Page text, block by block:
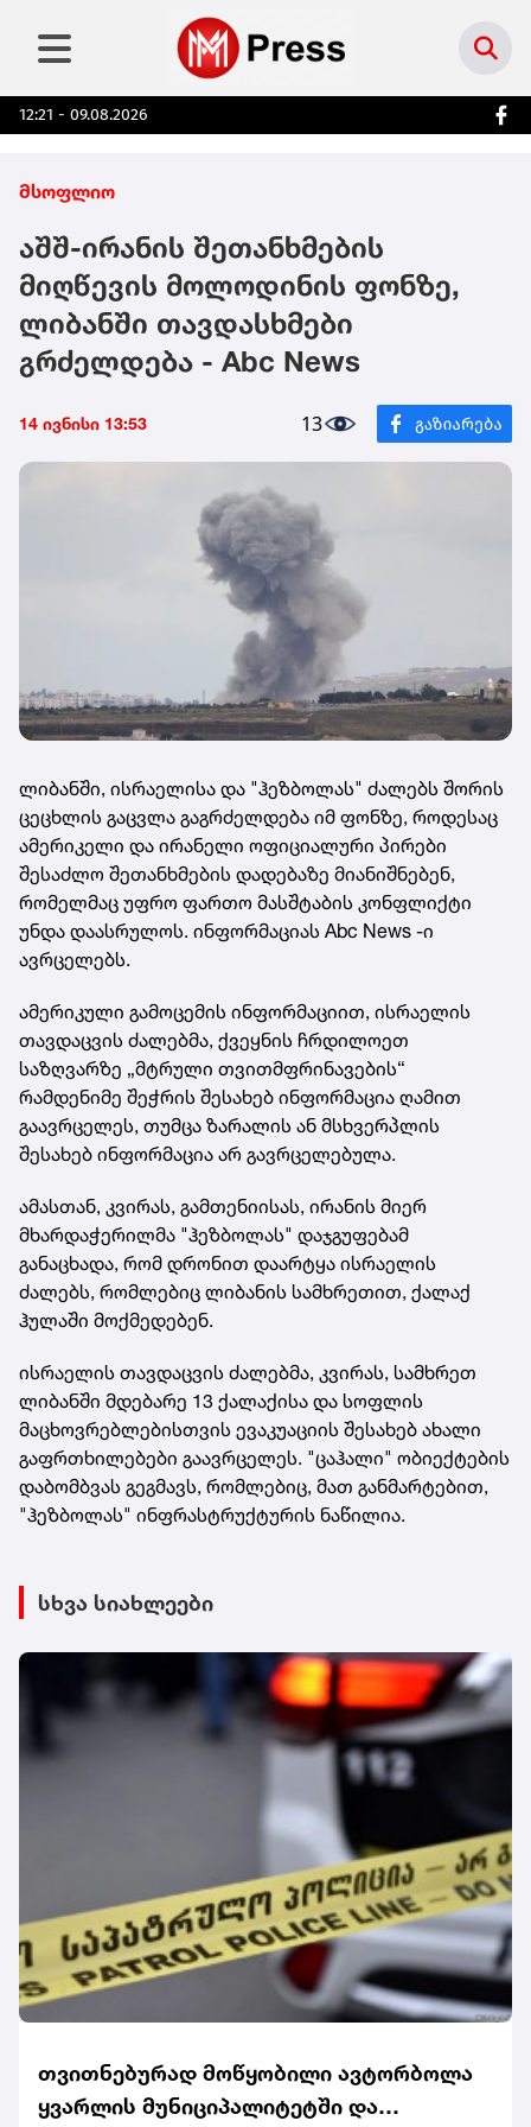
12:21 - 09.08.2026
მსოფლიო
აშშ-ირანის შეთანხმების
მიღწევის მოლოდინის ფონზე,
ლიბანში თავდასხმები
გრძელდება - Abc News
14 ივნისი 13:53 13
ლიბანში, ისრაელისა და "ჰეზბოლას" ძალებს შორის
ცეცხლის გაცვლა გაგრძელდება იმ ფონზე, როდესაც
ამერიკელი და ირანელი ოფიციალური პირები
შესაძლო შეთანხმების დადებაზე მიანიშნებენ,
რომელმაც უფრო ფართო მასშტაბის კონფლიქტი
უნდა დაასრულოს. ინფორმაციას Abc News -ი
ავრცელებს.
ამერიკული გამოცემის ინფორმაციით, ისრაელის
თავდაცვის ძალებმა, ქვეყნის ჩრდილოეთ
საზღვარზე „მტრული თვითმფრინავების“
რამდენიმე შეჭრის შესახებ ინფორმაცია ღამით
გაავრცელეს, თუმცა ზარალის ან მსხვერპლის
შესახებ ინფორმაცია არ გავრცელებულა.
ამასთან, კვირას, გამთენიისას, ირანის მიერ
მხარდაჭერილმა "ჰეზბოლას" დაჯგუფებამ
განაცხადა, რომ დრონით დაარტყა ისრაელის
ძალებს, რომლებიც ლიბანის სამხრეთით, ქალაქ
ჰულაში მოქმედებენ.
ისრაელის თავდაცვის ძალებმა, კვირას, სამხრეთ
ლიბანში მდებარე 13 ქალაქისა და სოფლის
მაცხოვრებლებისთვის ევაკუაციის შესახებ ახალი
გაფრთხილებები გაავრცელეს. "ცაჰალი" ობიექტების
დაბომბვას გეგმავს, რომლებიც, მათ განმარტებით,
"ჰეზბოლას" ინფრასტრუქტურის ნაწილია.
სხვა სიახლეები
თვითნებურად მოწყობილი ავტორბოლა
ყვარლის მუნიციპალიტეტში და